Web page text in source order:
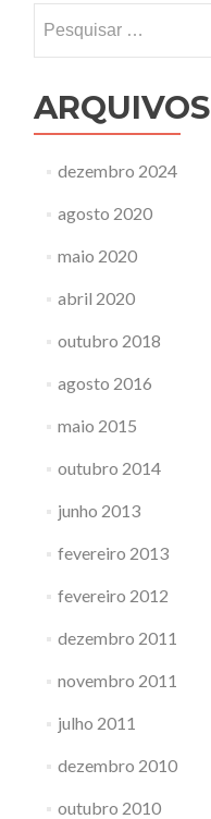
Post
por:
ARQUIVOS
dezembro 2024
agosto 2020
maio 2020
abril 2020
outubro 2018
agosto 2016
maio 2015
outubro 2014
junho 2013
fevereiro 2013
fevereiro 2012
dezembro 2011
novembro 2011
julho 2011
dezembro 2010
outubro 2010